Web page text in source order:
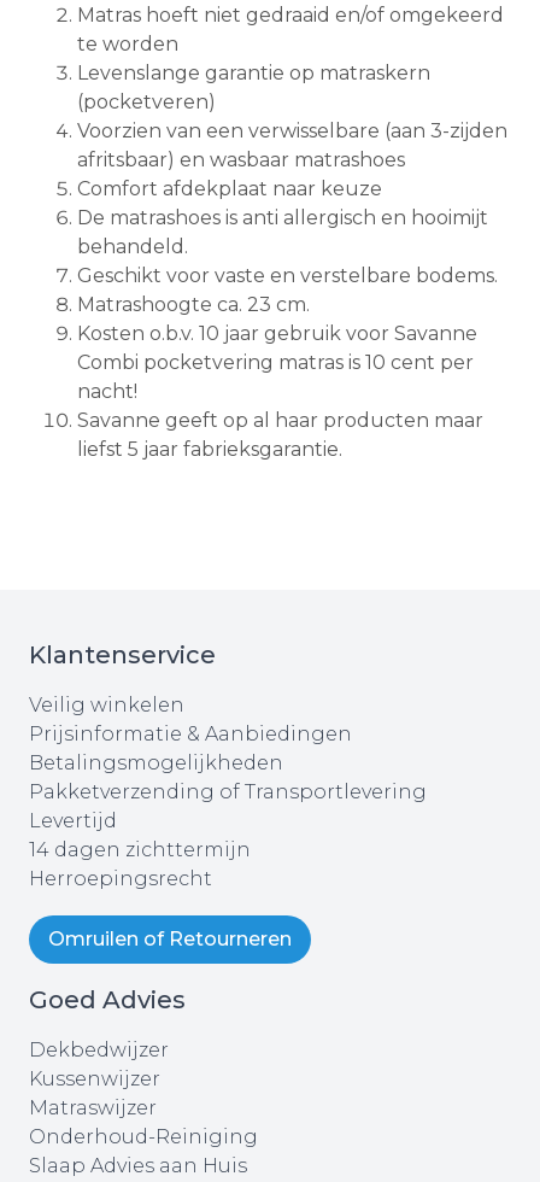
Matras hoeft niet gedraaid en/of omgekeerd
te worden
Levenslange garantie op matraskern
(pocketveren)
Voorzien van een verwisselbare (aan 3-zijden
afritsbaar) en wasbaar matrashoes
Comfort afdekplaat naar keuze
De matrashoes is anti allergisch en hooimijt
behandeld.
Geschikt voor vaste en verstelbare bodems.
Matrashoogte ca. 23 cm.
Kosten o.b.v. 10 jaar gebruik voor Savanne
Combi pocketvering matras is 10 cent per
nacht!
Savanne geeft op al haar producten maar
liefst 5 jaar fabrieksgarantie.
Klantenservice
Veilig winkelen
Prijsinformatie & Aanbiedingen
Betalingsmogelijkheden
Pakketverzending of Transportlevering
Levertijd
14 dagen zichttermijn
Herroepingsrecht
Omruilen of Retourneren
Goed Advies
Dekbedwijzer
Kussenwijzer
Matraswijzer
Onderhoud-Reiniging
Slaap Advies aan Huis